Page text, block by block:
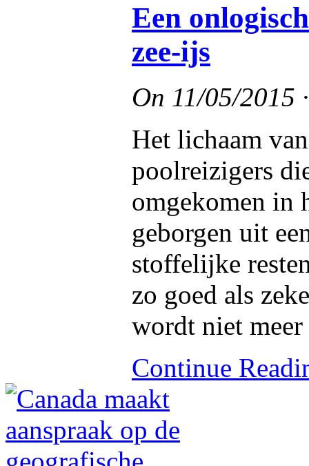
Een
zee-ijs
On 11/05/2015
Het lichaam
poolreizigers
omgekomen in
geborgen uit
stoffelijke
zo goed als
wordt niet meer
Continue